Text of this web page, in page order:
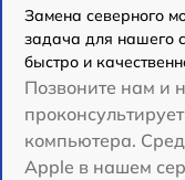
Замена северного
задача для нашего
быстро и
Позвоните нам и
компьютера.
Apple в нашем